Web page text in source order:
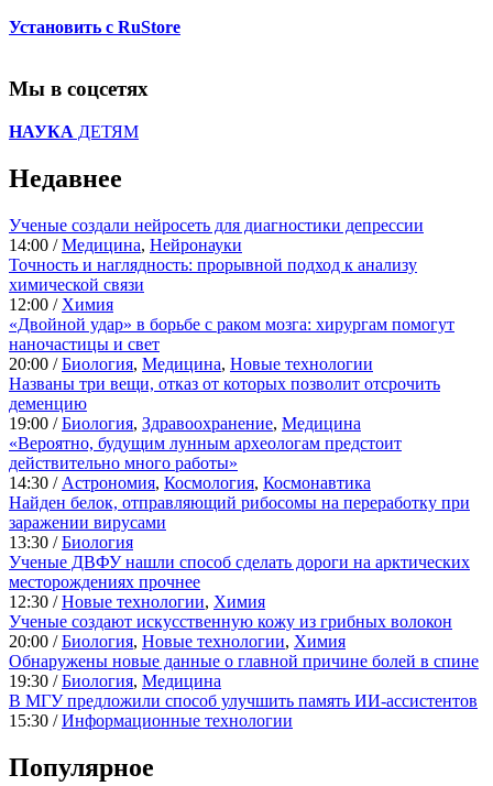
Установить с RuStore
Мы в соцсетях
НАУКА ДЕТЯМ
Недавнее
Ученые создали нейросеть для диагностики депрессии
14:00 /Медицина, Нейронауки
Точность и наглядность: прорывной подход к анализу
химической связи
12:00 / Химия
«Двойной удар» в борьбе с раком мозга: хирургам помогут
наночастицы и свет
20:00 /Биология, Медицина, Новые технологии
Названы три вещи, отказ от которых позволит отсрочить
деменцию
19:00 /Биология, Здравоохранение, Медицина
«Вероятно, будущим лунным археологам предстоит
действительно много работы»
14:30 / Астрономия, Космология, Космонавтика
Найден белок, отправляющий рибосомы на переработку при
заражении вирусами
13:30 /Биология
Ученые ДВФУ нашли способ сделать дороги на арктических
месторождениях прочнее
12:30 /Новые технологии, Химия
Ученые создают искусственную кожу из грибных волокон
20:00 /Биология, Новые технологии, Химия
Обнаружены новые данные о главной причине болей в спине
19:30 /Биология, Медицина
В МГУ предложили способ улучшить память ИИ-ассистентов
15:30 /Информационные технологии
Популярное